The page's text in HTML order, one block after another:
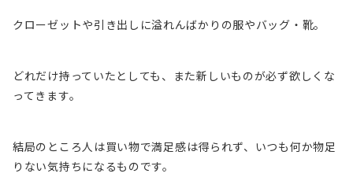
クローゼットや引き出しに溢れんばかりの服やバッグ・靴。
どれだけ持っていたとしても、また新しいものが必ず欲しくな
ってきます。
結局のところ人は買い物で満足感は得られず、いつも何か物足
りない気持ちになるものです。